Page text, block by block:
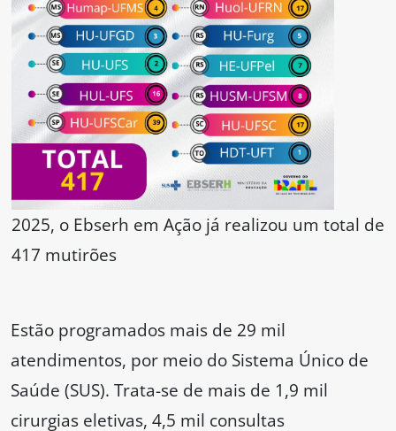
2025, o Ebserh em Ação já realizou um total de
417 mutirões
Estão programados mais de 29 mil
atendimentos, por meio do Sistema Único de
Saúde (SUS). Trata-se de mais de 1,9 mil
cirurgias eletivas, 4,5 mil consultas